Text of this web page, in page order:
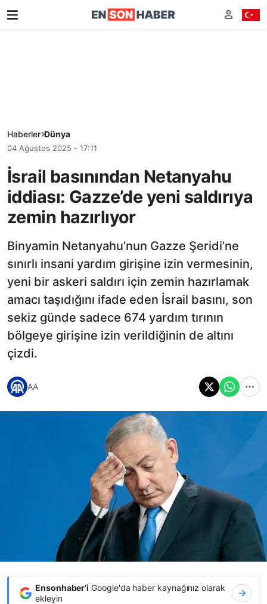
Haberler Dünya
04 Ağustos 2025 - 17:11
İsrail basınından Netanyahu
iddiası: Gazze’de yeni saldırıya
zemin hazırlıyor
Binyamin Netanyahu’nun Gazze Şeridi’ne
sınırlı insani yardım girişine izin vermesinin,
yeni bir askeri saldırı için zemin hazırlamak
amacı taşıdığını ifade eden İsrail basını, son
sekiz günde sadece 674 yardım tırının
bölgeye girişine izin verildiğinin de altını
çizdi.
AA
Ensonhaber'i Google'da haber kaynağınız olarak
ekleyin